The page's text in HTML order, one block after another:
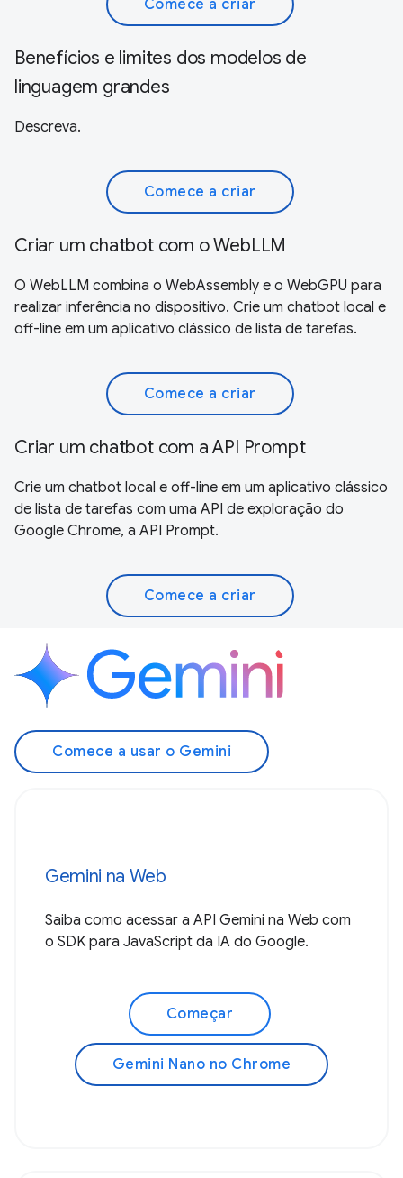
Comece a criar
Benefícios e limites dos modelos de
linguagem grandes
Descreva.
Comece a criar
Criar um chatbot com o WebLLM
O WebLLM combina o WebAssembly e o WebGPU para
realizar inferência no dispositivo. Crie um chatbot local e
off-line em um aplicativo clássico de lista de tarefas.
Comece a criar
Criar um chatbot com a API Prompt
Crie um chatbot local e off-line em um aplicativo clássico
de lista de tarefas com uma API de exploração do
Google Chrome, a API Prompt.
Comece a criar
Comece a usar o Gemini
Gemini na Web
Saiba como acessar a API Gemini na Web com
o SDK para JavaScript da IA do Google.
Começar
Gemini Nano no Chrome